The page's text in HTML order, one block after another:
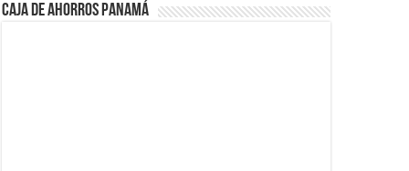
Caja de Ahorros Panamá